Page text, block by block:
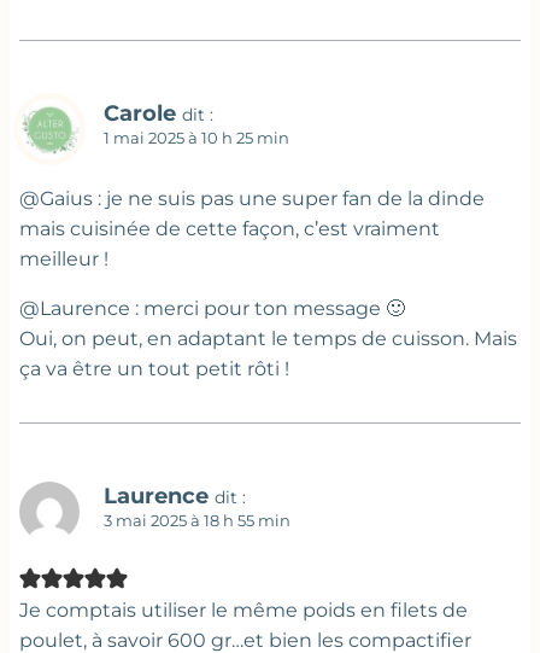
Carole dit :
1 mai 2025 à 10 h 25 min
@Gaius : je ne suis pas une super fan de la dinde
mais cuisinée de cette façon, c’est vraiment
meilleur !
@Laurence : merci pour ton message 🙂
Oui, on peut, en adaptant le temps de cuisson. Mais
ça va être un tout petit rôti !
Laurence dit :
3 mai 2025 à 18 h 55 min
Je comptais utiliser le même poids en filets de
poulet, à savoir 600 gr…et bien les compactifier